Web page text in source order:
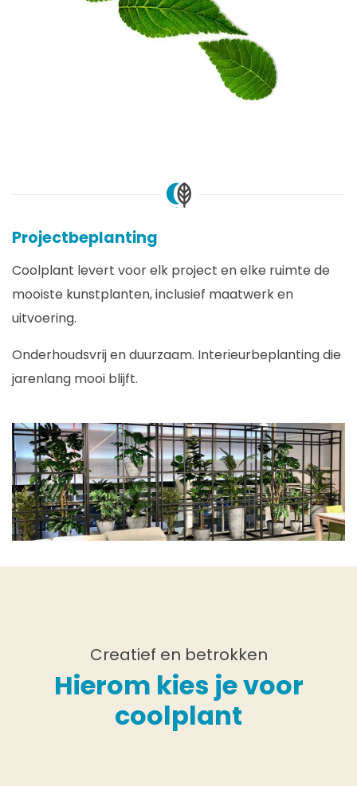
Projectbeplanting
Coolplant levert voor elk project en elke ruimte de
mooiste kunstplanten, inclusief maatwerk en
uitvoering.
Onderhoudsvrij en duurzaam. Interieurbeplanting die
jarenlang mooi blijft.
Creatief en betrokken
Hierom kies je voor
coolplant